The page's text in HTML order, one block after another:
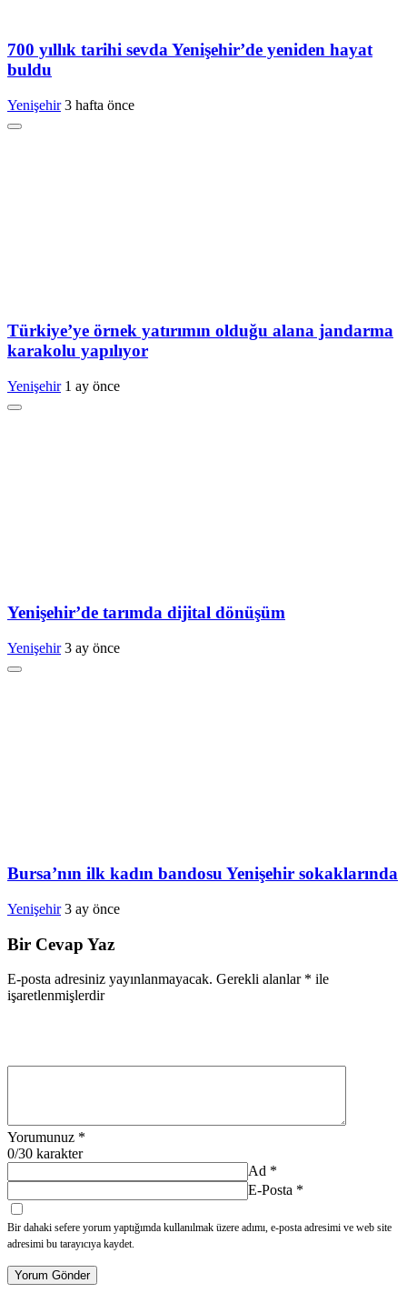
700 yıllık tarihi sevda Yenişehir’de yeniden hayat
buldu
Yenişehir 3 hafta önce
Türkiye’ye örnek yatırımın olduğu alana jandarma
karakolu yapılıyor
Yenişehir 1 ay önce
Yenişehir’de tarımda dijital dönüşüm
Yenişehir 3 ay önce
Bursa’nın ilk kadın bandosu Yenişehir sokaklarında
Yenişehir 3 ay önce
Bir Cevap Yaz
E-posta adresiniz yayınlanmayacak. Gerekli alanlar * ile
işaretlenmişlerdir
Yorumunuz *
0/30 karakter
Ad *
E-Posta *
Bir dahaki sefere yorum yaptığımda kullanılmak üzere adımı, e-posta adresimi ve web site
adresimi bu tarayıcıya kaydet.
Yorum Gönder